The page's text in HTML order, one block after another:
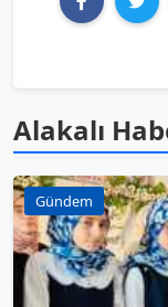
Alakalı
Gündem